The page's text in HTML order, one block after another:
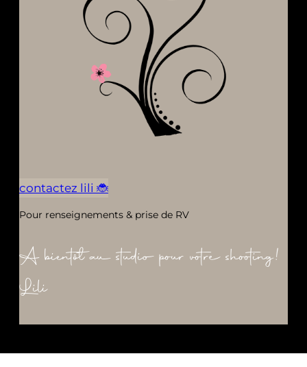
contactez lili 🐞
Pour renseignements & prise de RV
A bientôt au studio pour votre shooting!
Lili